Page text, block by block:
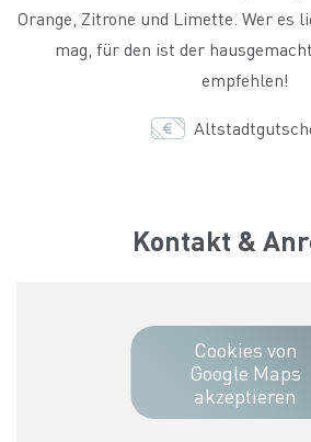
Orange, Zitrone und Limette. Wer es
mag, für den ist der
empfehlen!
Kontakt &
Cookies von
Google Maps
akzeptieren